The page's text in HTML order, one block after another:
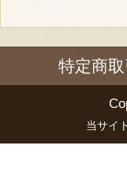
特定商
当サイ